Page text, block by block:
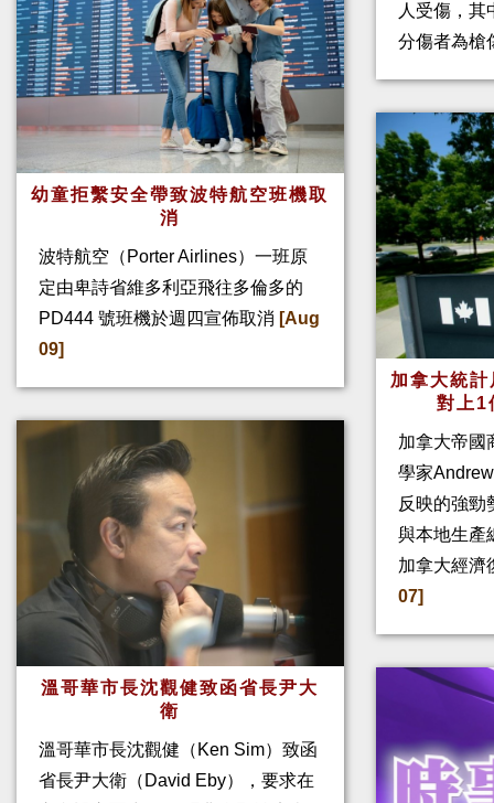
幼童拒繫安全帶致波特航空班機取
消
波特航空（Porter Airlines）一班原
定由卑詩省維多利亞飛往多倫多的
PD444 號班機於週四宣佈取消 [Aug
09]
溫哥華市長沈觀健致函省長尹大
衛
溫哥華市長沈觀健（Ken Sim）致函
省長尹大衛（David Eby），要求在
人受傷，其
分傷者為槍
加拿大統
對上
加拿大帝國
學家
反映的強勁
與本地生產
加拿大經濟
07]